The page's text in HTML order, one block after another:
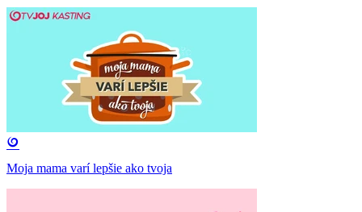
Moja mama varí lepšie ako tvoja